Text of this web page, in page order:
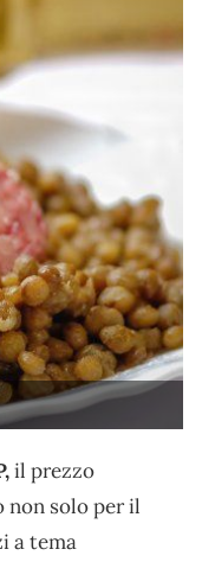
il prezzo
solo per il
a tema